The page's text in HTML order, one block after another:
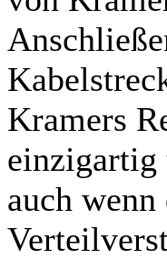
Kramers
auch